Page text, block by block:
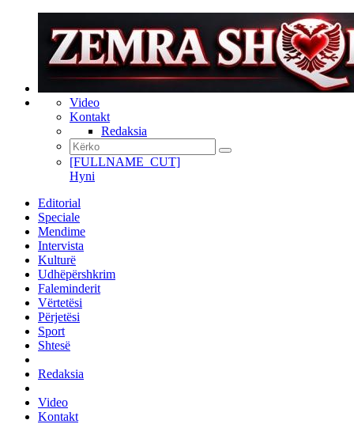
Video
Kontakt
Redaksia
[FULLNAME_CUT]
Hyni
Editorial
Speciale
Mendime
Intervista
Kulturë
Udhëpërshkrim
Faleminderit
Vërtetësi
Përjetësi
Sport
Shtesë
Redaksia
Video
Kontakt